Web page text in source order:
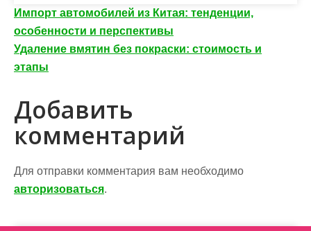
Н
а
в
и
г
а
ц
и
я
Импорт автомобилей из Китая: тенденции,
особенности и перспективы
Удаление вмятин без покраски: стоимость и
этапы
Добавить
комментарий
Для отправки комментария вам необходимо
авторизоваться.